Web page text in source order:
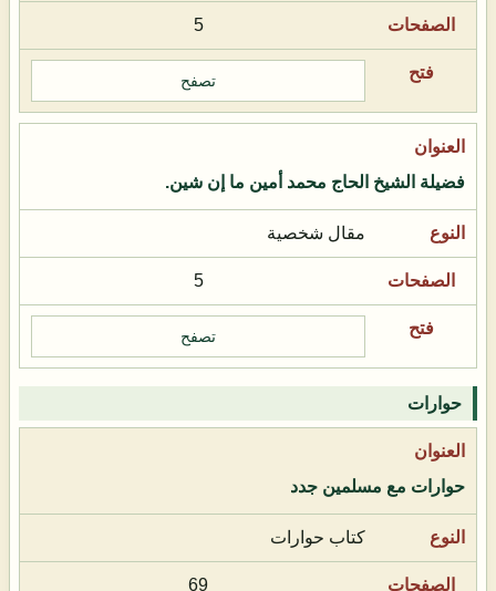
5
تصفح
فضيلة الشيخ الحاج محمد أمين ما إن شين.
مقال شخصية
5
تصفح
حوارات
حوارات مع مسلمين جدد
كتاب حوارات
69